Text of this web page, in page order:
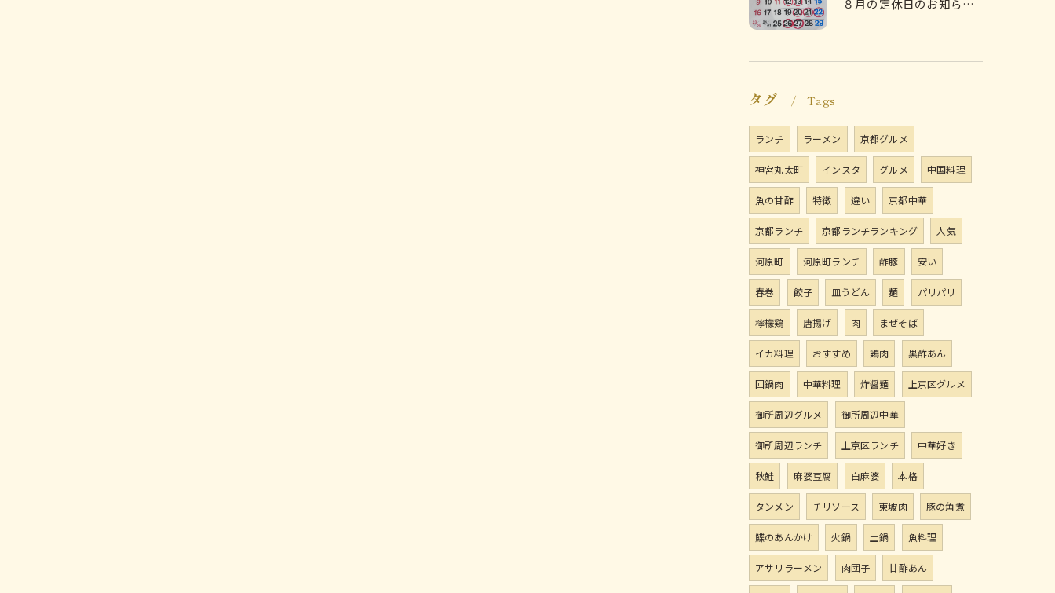
８月の定休日のお知らせです
タグ Tags
ランチ ラーメン 京都グルメ
神宮丸太町 インスタ グルメ 中国料理
魚の甘酢 特徴 違い 京都中華
京都ランチ 京都ランチランキング 人気
河原町 河原町ランチ 酢豚 安い
春巻 餃子 皿うどん 麺 パリパリ
檸檬鶏 唐揚げ 肉 まぜそば
イカ料理 おすすめ 鶏肉 黒酢あん
回鍋肉 中華料理 炸醤麺 上京区グルメ
御所周辺グルメ 御所周辺中華
御所周辺ランチ 上京区ランチ 中華好き
秋鮭 麻婆豆腐 白麻婆 本格
タンメン チリソース 東坡肉 豚の角煮
鰈のあんかけ 火鍋 土鍋 魚料理
アサリラーメン 肉団子 甘酢あん